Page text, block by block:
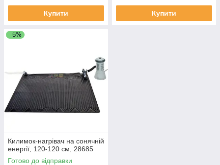
Купити Купити
–5%
Килимок-нагрівач на сонячній
енергії, 120-120 см, 28685
Готово до відправки